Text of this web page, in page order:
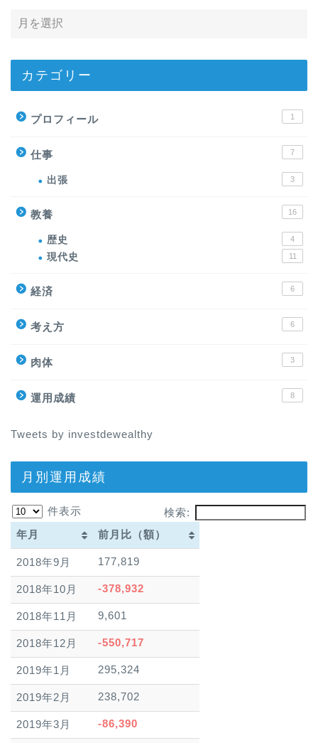
カテゴリー
プロフィール 1
仕事 7
出張 3
教養 16
歴史 4
現代史 11
経済 6
考え方 6
肉体 3
運用成績 8
Tweets by investdewealthy
月別運用成績
件表示
検索:
年月
前月比（額）
年月
前月比（額）
2018年9月 177,819
2018年10月 -378,932
2018年11月 9,601
2018年12月 -550,717
2019年1月 295,324
2019年2月 238,702
2019年3月 -86,390